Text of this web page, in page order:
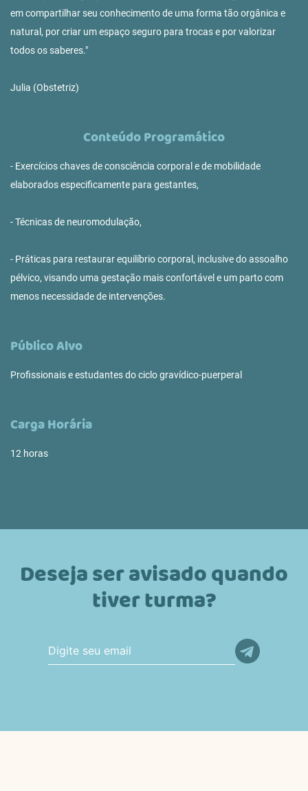
em compartilhar seu conhecimento de uma forma tão orgânica e
natural, por criar um espaço seguro para trocas e por valorizar
todos os saberes."
Julia (Obstetriz)
Conteúdo Programático
- Exercícios chaves de consciência corporal e de mobilidade
elaborados especificamente para gestantes,
- Técnicas de neuromodulação,
- Práticas para restaurar equilíbrio corporal, inclusive do assoalho
pélvico, visando uma gestação mais confortável e um parto com
menos necessidade de intervenções.
Público Alvo
Profissionais e estudantes do ciclo gravídico-puerperal
Carga Horária
12 horas
Deseja ser avisado quando
tiver turma?